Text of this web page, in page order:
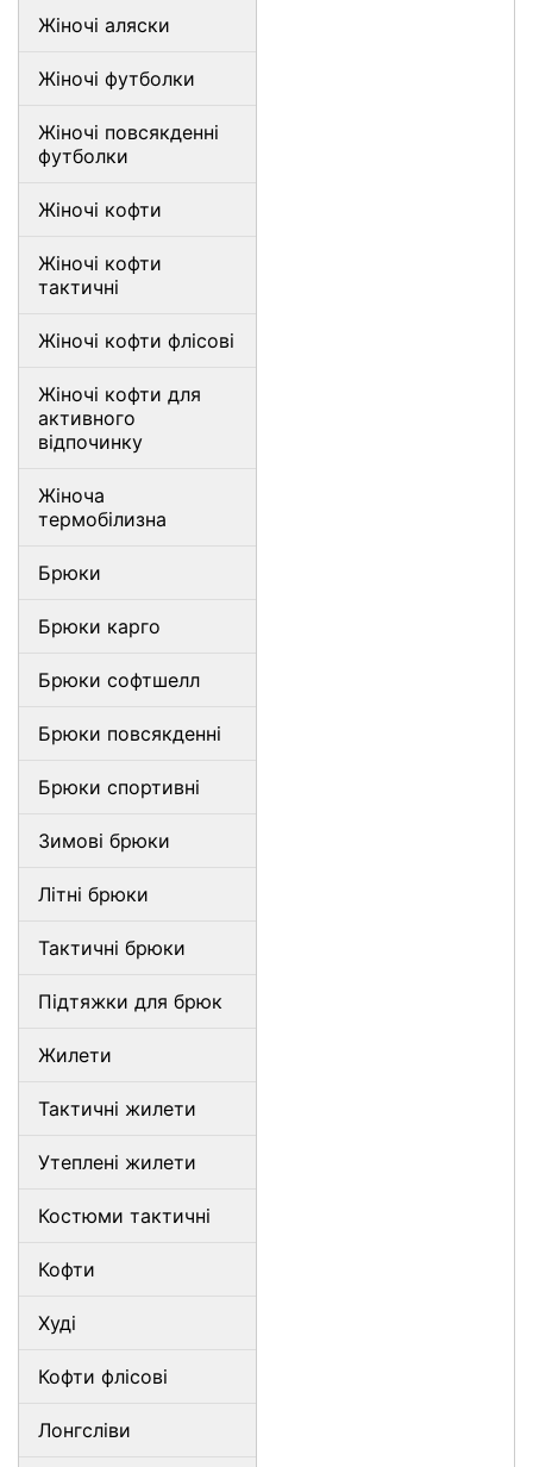
Жіночі аляски
Жіночі футболки
Жіночі повсякденні
футболки
Жіночі кофти
Жіночі кофти
тактичні
Жіночі кофти флісові
Жіночі кофти для
активного
відпочинку
Жіноча
термобілизна
Брюки
Брюки карго
Брюки софтшелл
Брюки повсякденні
Брюки спортивні
Зимові брюки
Літні брюки
Тактичні брюки
Підтяжки для брюк
Жилети
Тактичні жилети
Утеплені жилети
Костюми тактичні
Кофти
Худі
Кофти флісові
Лонгсліви